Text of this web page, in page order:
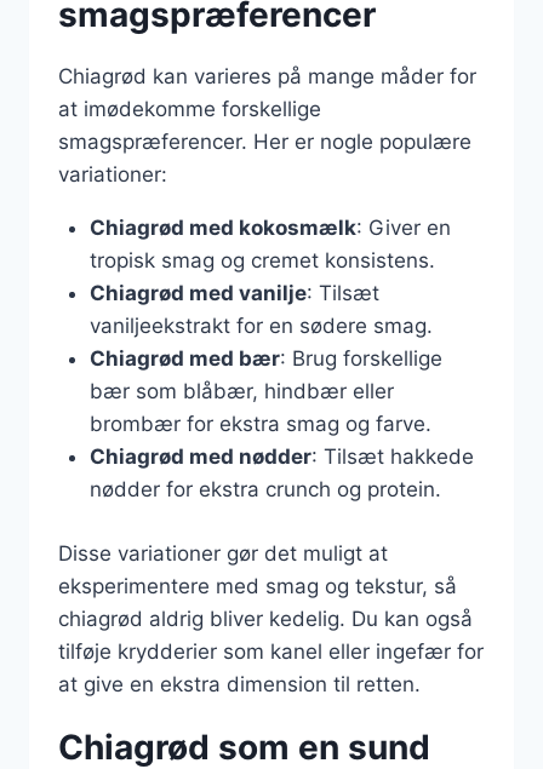
smagspræferencer
Chiagrød kan varieres på mange måder for
at imødekomme forskellige
smagspræferencer. Her er nogle populære
variationer:
Chiagrød med kokosmælk: Giver en
tropisk smag og cremet konsistens.
Chiagrød med vanilje: Tilsæt
vaniljeekstrakt for en sødere smag.
Chiagrød med bær: Brug forskellige
bær som blåbær, hindbær eller
brombær for ekstra smag og farve.
Chiagrød med nødder: Tilsæt hakkede
nødder for ekstra crunch og protein.
Disse variationer gør det muligt at
eksperimentere med smag og tekstur, så
chiagrød aldrig bliver kedelig. Du kan også
tilføje krydderier som kanel eller ingefær for
at give en ekstra dimension til retten.
Chiagrød som en sund